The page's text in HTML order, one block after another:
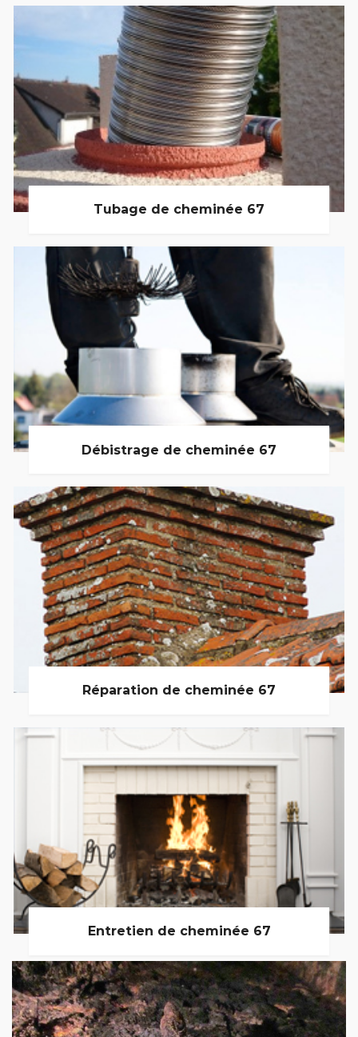
Tubage de cheminée 67
Débistrage de cheminée 67
Réparation de cheminée 67
Entretien de cheminée 67